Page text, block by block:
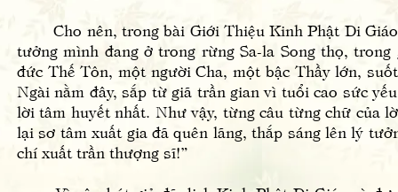
Cho nên, trong bài Giới Thiệu Kinh Phật Di
tưởng mình đang ở trong rừng Sa-la Song thọ,
đức Thế Tôn, một người Cha, một bậc Thầy lớn,
Ngài nằm đây, sắp từ giã trần gian vì tuổi cao sức
lời tâm huyết nhất. Như vậy, từng câu từng chữ của
lại sơ tâm xuất gia đã quên lãng, thắp sáng lên lý
chí xuất trần thượng sĩ!”